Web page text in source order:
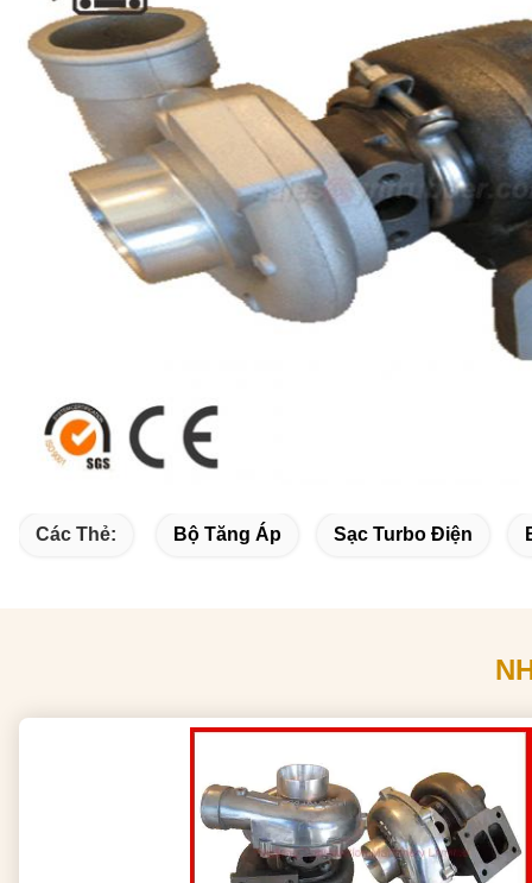
Các Thẻ: Bộ Tăng Áp Sạc Turbo Điện